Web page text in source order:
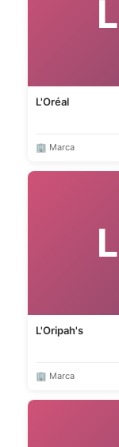
L
L'Oréal
🏢 Marca
L
L'Oripah's
🏢 Marca